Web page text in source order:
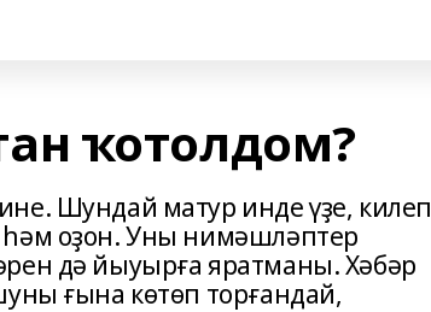
ҡотолдом?
Шундай матур инде үҙе, килеп
оҙон. Уны нимәшләптер
дә йыуырға яратманы. Хәбәр
ғына көтөп торғандай,